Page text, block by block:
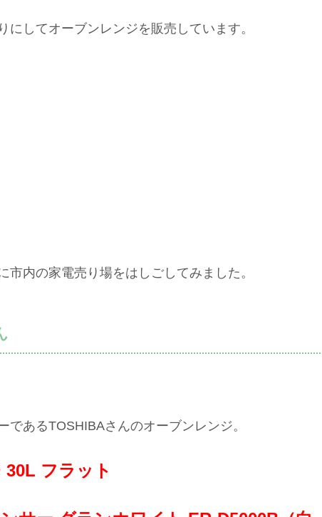
してオーブンレンジを販売しています。
市内の家電売り場をはしごしてみました。
あるTOSHIBAさんのオーブンレンジ。
フラット